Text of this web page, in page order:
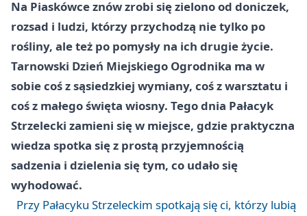
Na Piaskówce znów zrobi się zielono od doniczek,
rozsad i ludzi, którzy przychodzą nie tylko po
rośliny, ale też po pomysły na ich drugie życie.
Tarnowski Dzień Miejskiego Ogrodnika ma w
sobie coś z sąsiedzkiej wymiany, coś z warsztatu i
coś z małego święta wiosny. Tego dnia Pałacyk
Strzelecki zamieni się w miejsce, gdzie praktyczna
wiedza spotka się z prostą przyjemnością
sadzenia i dzielenia się tym, co udało się
wyhodować.
Przy Pałacyku Strzeleckim spotkają się ci, którzy lubią